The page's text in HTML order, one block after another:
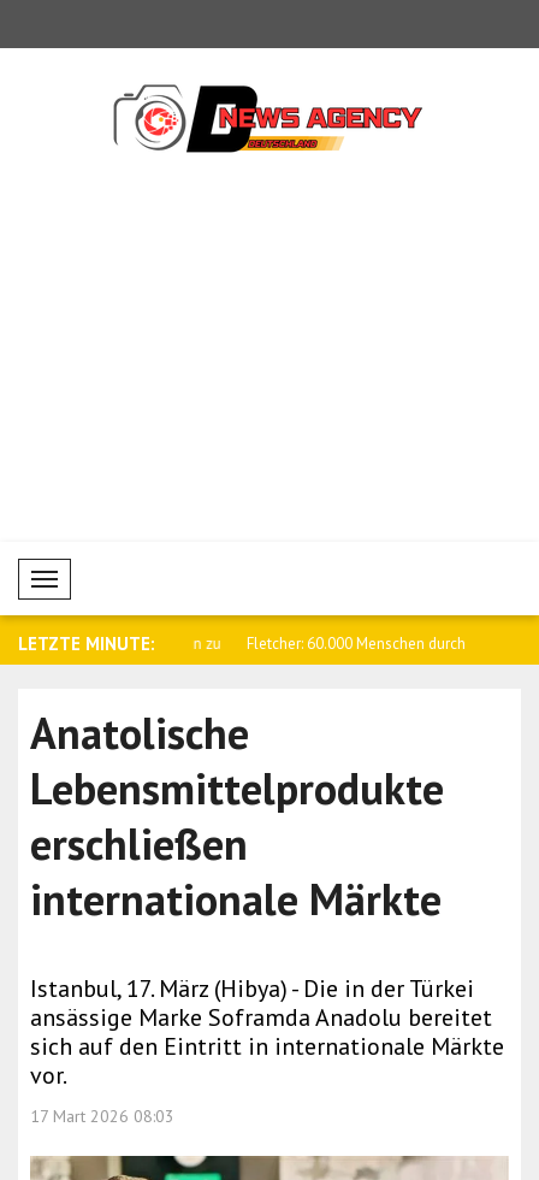
Mobil Menü
LETZTE MINUTE:
die Beziehungen zu Fletcher: 60.000 Menschen durch
Anatolische
Lebensmittelprodukte
erschließen
internationale Märkte
Istanbul, 17. März (Hibya) - Die in der Türkei
ansässige Marke Soframda Anadolu bereitet
sich auf den Eintritt in internationale Märkte
vor.
17 Mart 2026 08:03